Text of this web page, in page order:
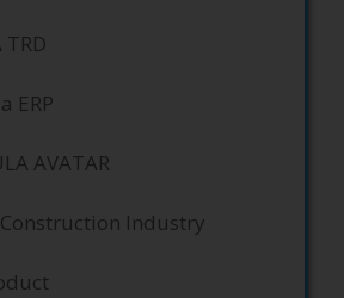
TRD
ERP
AVATAR
Construction Industry